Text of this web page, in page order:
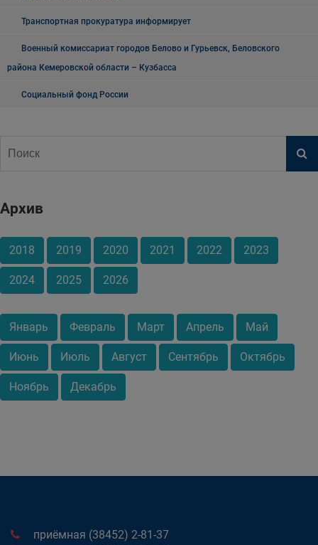
Транспортная прокуратура информирует
Военный комиссариат городов Белово и Гурьевск, Беловского
района Кемеровской области – Кузбасса
Социальный фонд России
Архив
2018 2019 2020 2021 2022 2023
2024 2025 2026
Январь Февраль Март Апрель Май
Июнь Июль Август Сентябрь Октябрь
Ноябрь Декабрь
приёмная (38452) 2-81-37